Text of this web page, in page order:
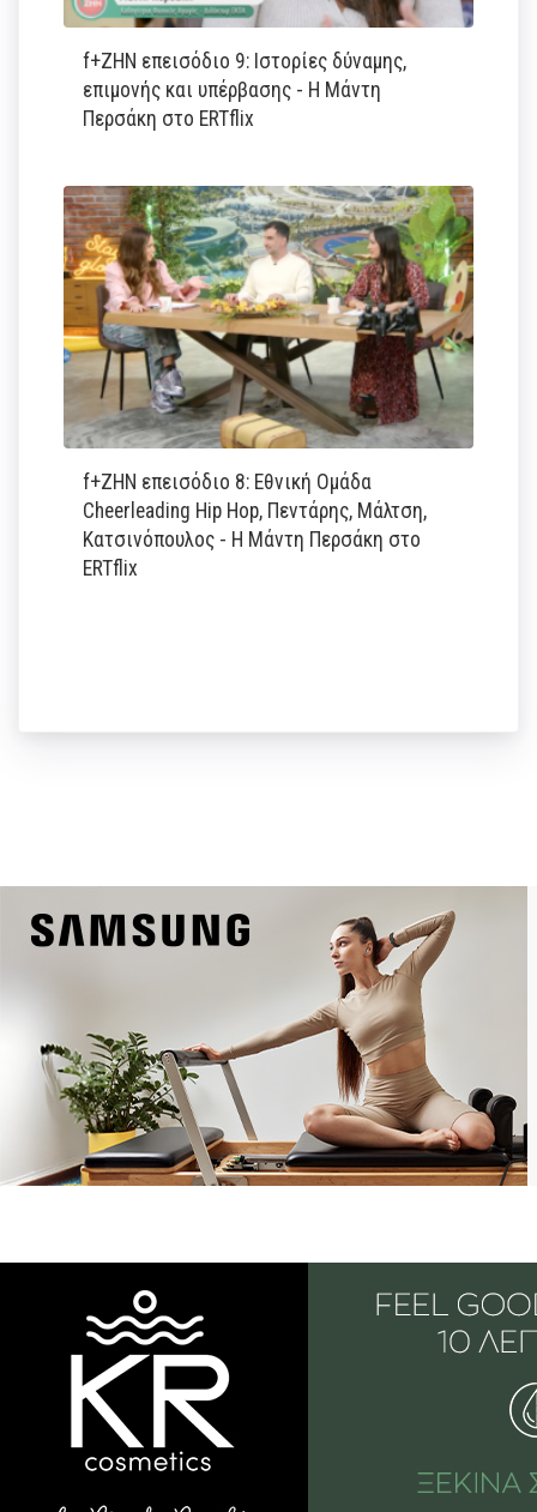
f+ΖΗΝ επεισόδιο 9: Ιστορίες δύναμης,
επιμονής και υπέρβασης - Η Μάντη
Περσάκη στο ERTflix
f+ΖΗΝ επεισόδιο 8: Εθνική Ομάδα
Cheerleading Hip Hop, Πεντάρης, Μάλτση,
Κατσινόπουλος - Η Μάντη Περσάκη στο
ERTflix